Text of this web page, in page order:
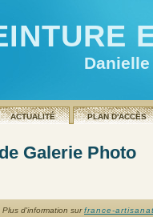
ACTUALITÉ PLAN D'ACCÈS
Galerie Photo
Plus d'information surfrance-